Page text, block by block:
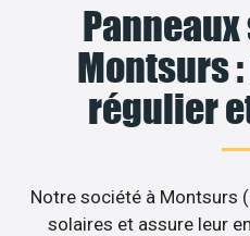
Montsurs
régulier
Notre société à Montsurs
solaires et assure leur